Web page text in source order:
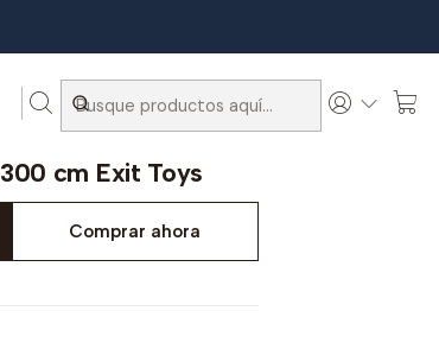
cm Exit Toys
Comprar ahora